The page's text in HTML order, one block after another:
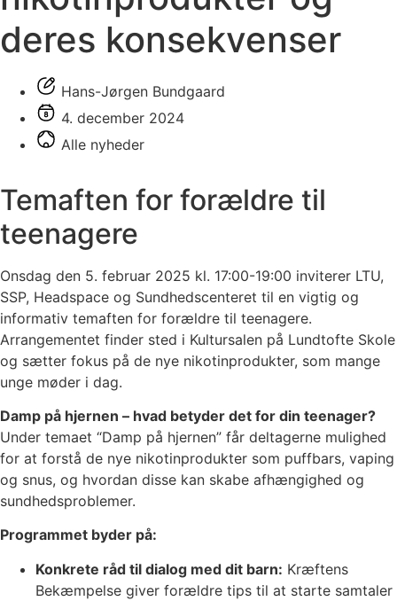
deres konsekvenser
Hans-Jørgen Bundgaard
4. december 2024
Alle nyheder
Temaften for forældre til
teenagere
Onsdag den 5. februar 2025 kl. 17:00-19:00 inviterer LTU,
SSP, Headspace og Sundhedscenteret til en vigtig og
informativ temaften for forældre til teenagere.
Arrangementet finder sted i Kultursalen på Lundtofte Skole
og sætter fokus på de nye nikotinprodukter, som mange
unge møder i dag.
Damp på hjernen – hvad betyder det for din teenager?
Under temaet “Damp på hjernen” får deltagerne mulighed
for at forstå de nye nikotinprodukter som puffbars, vaping
og snus, og hvordan disse kan skabe afhængighed og
sundhedsproblemer.
Programmet byder på:
Konkrete råd til dialog med dit barn: Kræftens
Bekæmpelse giver forældre tips til at starte samtaler